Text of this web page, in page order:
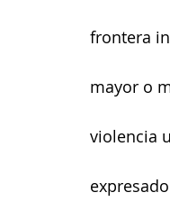
frontera
mayor o
violencia